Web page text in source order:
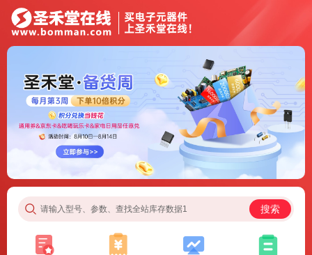
请输入型号、参数、查找全站库存数据1 搜索